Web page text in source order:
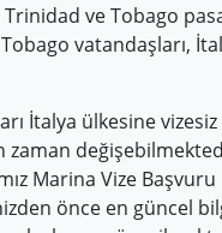
ve Tobago
vatandaşları,
İtalya ülkesine
zaman
Marina Vize
önce en güncel